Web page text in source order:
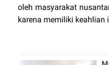
oleh masyarakat
karena memiliki